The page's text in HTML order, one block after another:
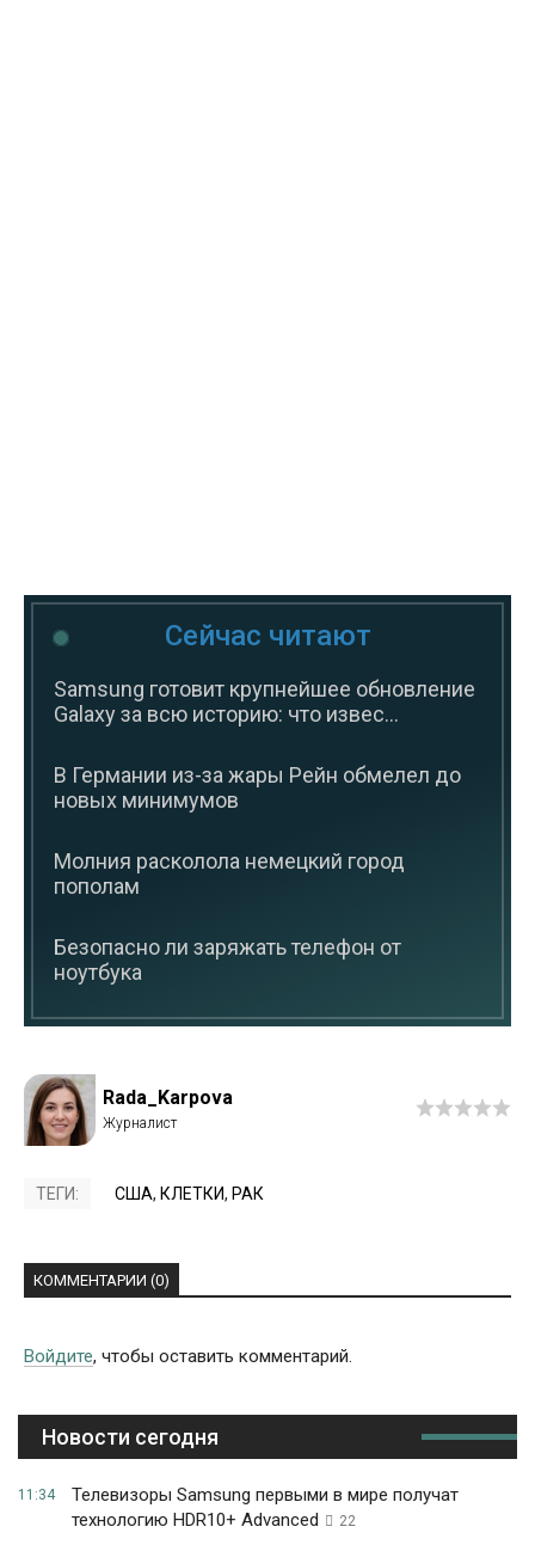
Сейчас читают
Samsung готовит крупнейшее обновление
Galaxy за всю историю: что извес...
В Германии из-за жары Рейн обмелел до
новых минимумов
Молния расколола немецкий город
пополам
Безопасно ли заряжать телефон от
ноутбука
Rada_Karpova
ТЕГИ: США, КЛЕТКИ, РАК
КОММЕНТАРИИ (0)
Войдите, чтобы оставить комментарий.
Новости сегодня
11:34
Телевизоры Samsung первыми в мире получат
технологию HDR10+ Advanced
22